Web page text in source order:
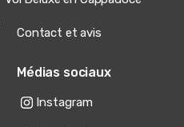
Contact et avis
Médias sociaux
Instagram